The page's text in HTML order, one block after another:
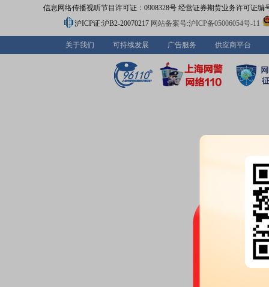
信息网络传播视听节目许可证：0908328号 经营证券期货业务许可证编
沪ICP证:沪B2-20070217 网站备案号:沪ICP备05006054号-11
关于我们 可持续发展 广告服务 供应商平台